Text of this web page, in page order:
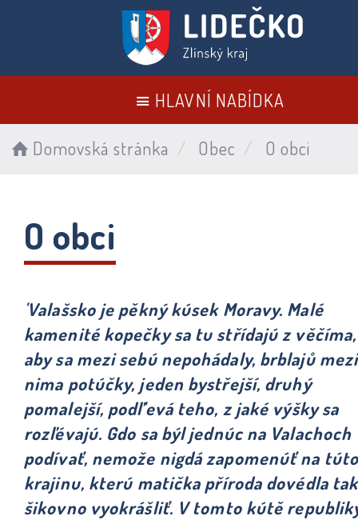
HLAVNÍ NABÍDKA
Domovská stránka Obec O obci
O obci
'Valašsko je pěkný kúsek Moravy. Malé
kamenité kopečky sa tu střídajú z
aby sa mezi sebú nepohádaly, brblajů mezi
nima potúčky, jeden bystřejší, druhý
pomalejší, podľ'evá teho, z jaké výšky sa
rozľévajú. Gdo sa býl jednúc na Valachoch
podívať, nemože nigdá zapomenúť na túto
krajinu, kterú matička příroda dovédla tak
šikovno vyokrášliť. V tomto kútě